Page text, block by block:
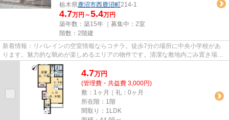
栃木県鹿沼市西鹿沼町214-1
4.7万円～5.4万円
築年数：築15年 ｜募集中： 2室
階数：2階建
新着情報：リバレインの空室情報ならコチラ。徒歩7分の場所に中央小学校があ
ります。魅力的な眺めが楽しめるエリアの物件です。清潔な敷地内ごみ置き場の
ある物件。より多くの不動産情...
4.7万円
(管理費・共益費 3,000円)
敷：1ヶ月｜礼：0ヶ月
所在階：1階
間取り：1LDK